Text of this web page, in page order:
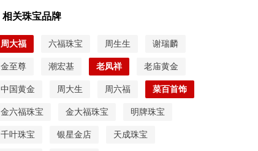
相关珠宝品牌
周大福 六福珠宝 周生生 谢瑞麟
金至尊 潮宏基 老凤祥 老庙黄金
中国黄金 周大生 周六福 菜百首饰
金六福珠宝 金大福珠宝 明牌珠宝
千叶珠宝 银星金店 天成珠宝